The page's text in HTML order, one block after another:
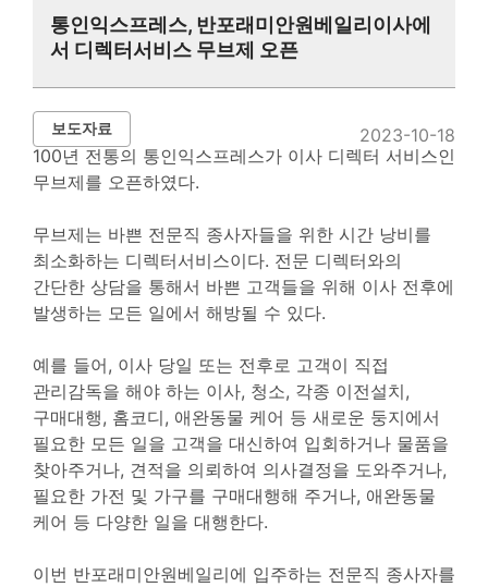
통인익스프레스, 반포래미안원베일리이사에
서 디렉터서비스 무브제 오픈
보도자료
2023-10-18
100년 전통의 통인익스프레스가 이사 디렉터 서비스인
무브제를 오픈하였다.
무브제는 바쁜 전문직 종사자들을 위한 시간 낭비를
최소화하는 디렉터서비스이다. 전문 디렉터와의
간단한 상담을 통해서 바쁜 고객들을 위해 이사 전후에
발생하는 모든 일에서 해방될 수 있다.
예를 들어, 이사 당일 또는 전후로 고객이 직접
관리감독을 해야 하는 이사, 청소, 각종 이전설치,
구매대행, 홈코디, 애완동물 케어 등 새로운 둥지에서
필요한 모든 일을 고객을 대신하여 입회하거나 물품을
찾아주거나, 견적을 의뢰하여 의사결정을 도와주거나,
필요한 가전 및 가구를 구매대행해 주거나, 애완동물
케어 등 다양한 일을 대행한다.
이번 반포래미안원베일리에 입주하는 전문직 종사자를